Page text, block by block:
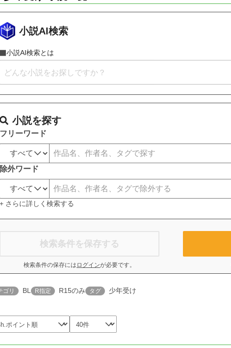
小説AI検索
小説AI検索とは
小説を探す
フリーワード
除外ワード
+ さらに詳しく検索する
検索条件を保存する
検索条件の保存には ログインが必要です。
ゴリ BL R指定 R15のみ タグ 少年受け